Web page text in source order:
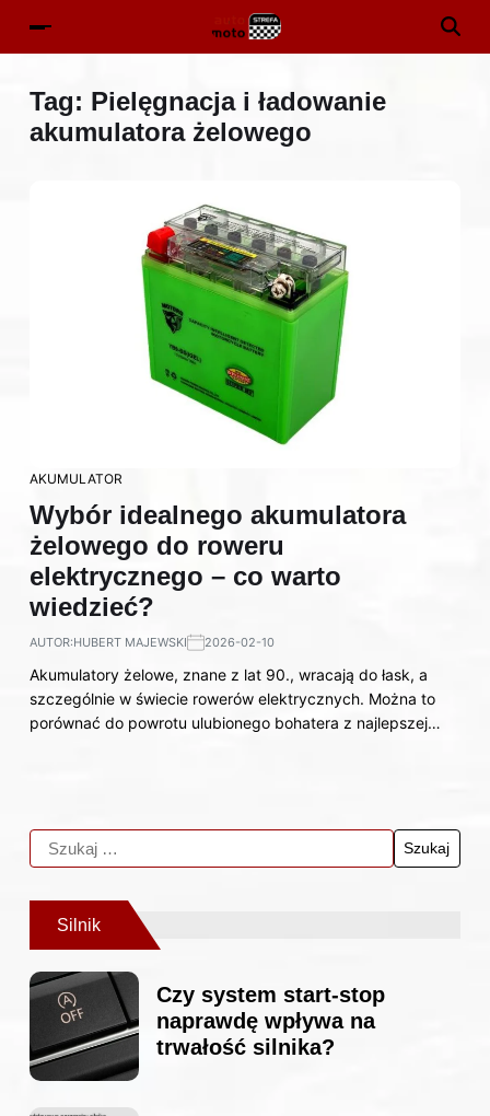
Tag: Pielęgnacja i ładowanie
akumulatora żelowego
AKUMULATOR
Wybór idealnego akumulatora
żelowego do roweru
elektrycznego – co warto
wiedzieć?
AUTOR:HUBERT MAJEWSKI 2026-02-10
Akumulatory żelowe, znane z lat 90., wracają do łask, a
szczególnie w świecie rowerów elektrycznych. Można to
porównać do powrotu ulubionego bohatera z najlepszej…
Silnik
Czy system start-stop
naprawdę wpływa na
trwałość silnika?